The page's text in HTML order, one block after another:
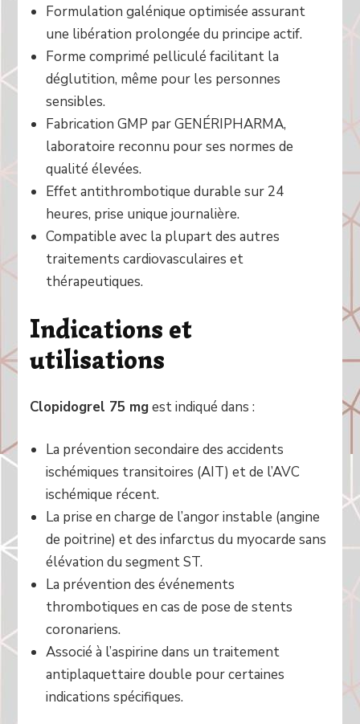
Formulation galénique optimisée assurant
une libération prolongée du principe actif.
Forme comprimé pelliculé facilitant la
déglutition, même pour les personnes
sensibles.
Fabrication GMP par GENÉRIPHARMA,
laboratoire reconnu pour ses normes de
qualité élevées.
Effet antithrombotique durable sur 24
heures, prise unique journalière.
Compatible avec la plupart des autres
traitements cardiovasculaires et
thérapeutiques.
Indications et
utilisations
Clopidogrel 75 mgest indiqué dans :
La prévention secondaire des accidents
ischémiques transitoires (AIT) et de l’AVC
ischémique récent.
La prise en charge de l’angor instable (angine
de poitrine) et des infarctus du myocarde sans
élévation du segment ST.
La prévention des événements
thrombotiques en cas de pose de stents
coronariens.
Associé à l’aspirine dans un traitement
antiplaquettaire double pour certaines
indications spécifiques.